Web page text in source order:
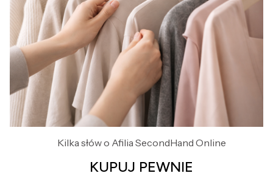
Kilka słów o Afilia SecondHand Online
KUPUJ PEWNIE